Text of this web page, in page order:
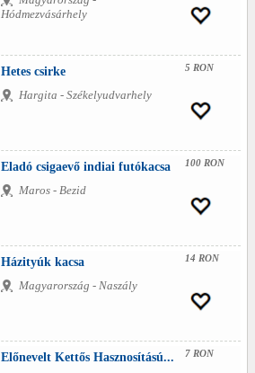
Hódmezvásárhely
Hetes csirke
Hargita - Székelyudvarhely
5 RON
Eladó csigaevő indiai futókacsa
Maros - Bezid
100 RON
Házityúk kacsa
Magyarország - Naszály
14 RON
Előnevelt Kettős Hasznosítású...
7 RON